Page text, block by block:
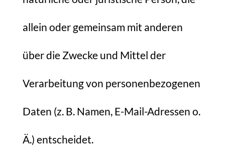
allein oder gemeinsam mit anderen
über die Zwecke und Mittel der
Verarbeitung von personenbezogenen
Daten (z. B. Namen, E-Mail-Adressen o.
Ä.) entscheidet.